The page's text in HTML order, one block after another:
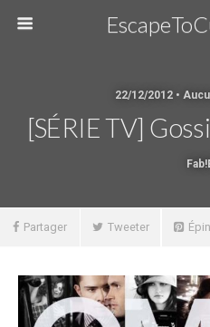
22/12/2012 •
[SÉRIE TV]
Partager Tweeter